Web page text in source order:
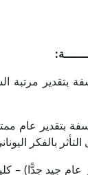
بتقدير مرتبة
بالفكر
جيد جدًّا) –